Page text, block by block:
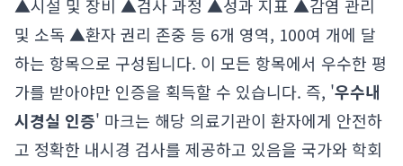
▲시설 및 장비 ▲검사 과정 ▲성과 지표 ▲감염 관리
및 소독 ▲환자 권리 존중 등 6개 영역, 100여 개에 달
하는 항목으로 구성됩니다. 이 모든 항목에서 우수한 평
가를 받아야만 인증을 획득할 수 있습니다. 즉, '우수내
시경실 인증' 마크는 해당 의료기관이 환자에게 안전하
고 정확한 내시경 검사를 제공하고 있음을 국가와 학회